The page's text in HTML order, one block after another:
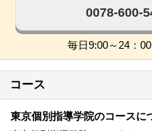
0078-600-
毎日9:00～24：
コース
東京個別指導学院のコースに